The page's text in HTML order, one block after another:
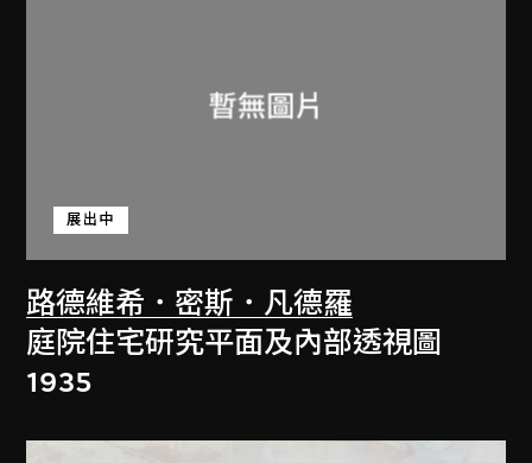
路德維希．密斯．凡德羅
展出中
庭院住宅研究平面及內部透視圖
1935